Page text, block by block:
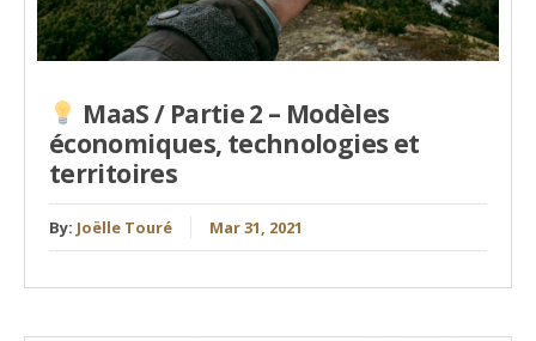
MaaS / Partie 2 – Modèles
économiques, technologies et
territoires
By: Joëlle Touré Mar 31, 2021